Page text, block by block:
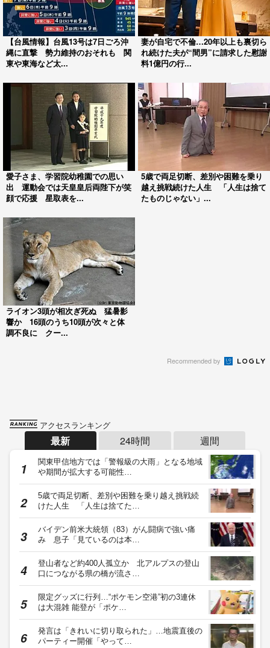
【台風情報】台風13号は7日ごろ沖
縄に直撃 勢力維持のおそれも 関
東や東海など太...
妻が自宅で不倫…20年以上も裏切ら
れ続けた夫が“間男”に請求した慰謝
料1億円の行...
愛子さま、学習院幼稚園での思い
出 運動会では天皇皇后両陛下が笑
顔で応援 星取表を...
5歳で両足切断、差別や困難を乗り
越え挑戦続けた人生 「人生は捨て
たものじゃない」...
ライオン3頭が相次ぎ死ぬ 猛暑影
響か 16頭のうち10頭が次々と体
調不良に クー...
Recommended by
アクセスランキング
最新 24時間 週間
関東甲信地方では「警報級の大雨」となる地域
や期間が拡大する可能性…
5歳で両足切断、差別や困難を乗り越え挑戦続
けた人生 「人生は捨てた…
バイデン前米大統領（83）がん闘病で強い痛
み 息子「見ているのは本…
登山者など約400人孤立か 北アルプスの登山
口につながる県の橋が流さ…
限定グッズに行列…“ポケモン空港”初の3連休
は大混雑 能登が「ポケ…
発言は「きれいに切り取られた」…地震直後の
パーティー開催「やって…